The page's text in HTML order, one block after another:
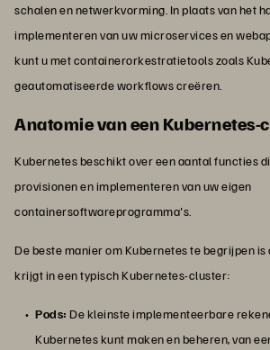
schalen en netwerkvorming. In plaats van het
implementeren van uw microservices en
kunt u met containerorkestratietools zoals
geautomatiseerde workflows creëren.
Anatomie van een Kubernetes-
Kubernetes beschikt over een aantal functies
provisionen en implementeren van uw eigen
containersoftwareprogramma's.
De beste manier om Kubernetes te begrijpen
krijgt in een typisch Kubernetes-cluster:
Pods: De kleinste implementeerbare
Kubernetes kunt maken en beheren, van